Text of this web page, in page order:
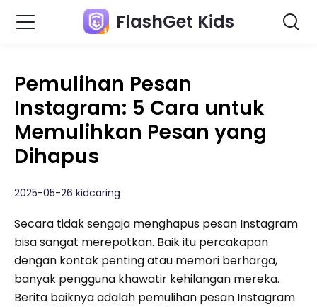
FlashGet Kids
Pemulihan Pesan
Instagram: 5 Cara untuk
Memulihkan Pesan yang
Dihapus
2025-05-26 kidcaring
Secara tidak sengaja menghapus pesan Instagram
bisa sangat merepotkan. Baik itu percakapan
dengan kontak penting atau memori berharga,
banyak pengguna khawatir kehilangan mereka.
Berita baiknya adalah pemulihan pesan Instagram